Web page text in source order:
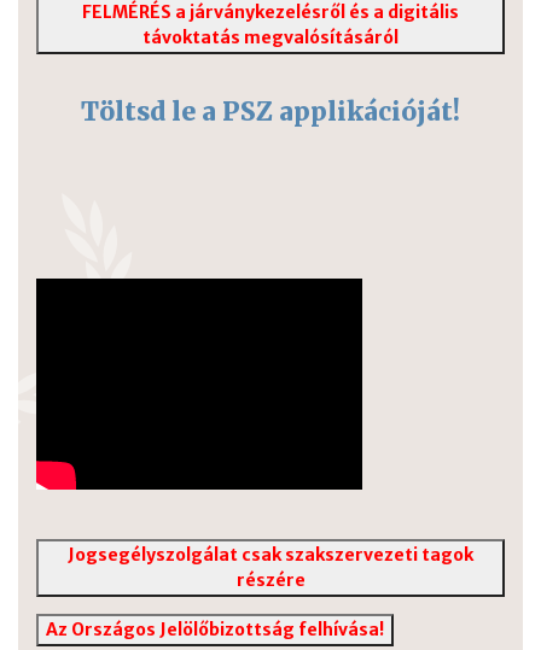
FELMÉRÉS a járványkezelésről és a digitális
távoktatás megvalósításáról
Töltsd le a PSZ applikációját!
Jogsegélyszolgálat csak szakszervezeti tagok
részére
Az Országos Jelölőbizottság felhívása!